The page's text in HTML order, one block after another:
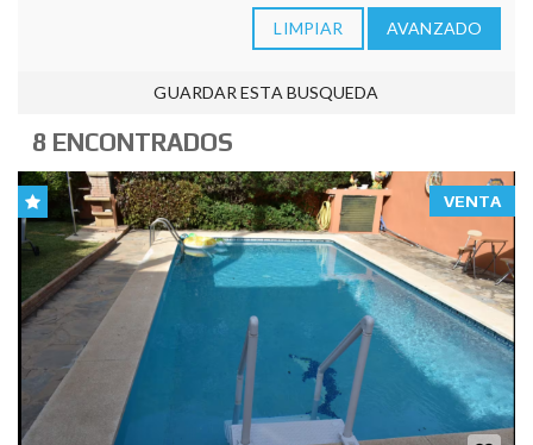
LIMPIAR AVANZADO
GUARDAR ESTA BUSQUEDA
8 ENCONTRADOS
VENTA